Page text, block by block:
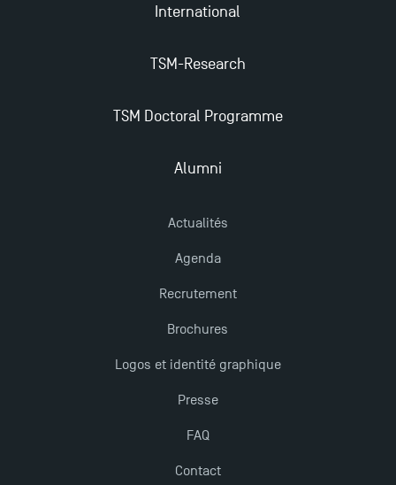
Les meilleurs mémoires du M2 Comptabilité
TSM obtient la prestigieuse accréditation EQUIS en
Management pour 2025 : des opportunités encore
International
TSM-Research
TSM Doctoral Programme
Alumni
Actualités
Agenda
Recrutement
Brochures
Logos et identité graphique
Presse
FAQ
Contact